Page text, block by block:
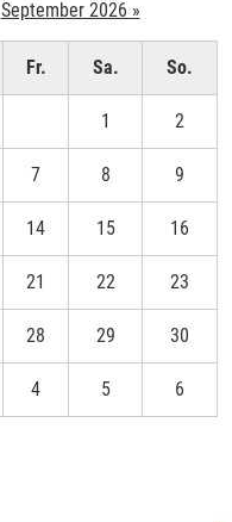
September 2026 »
Fr. Sa. So.
1 2
7 8 9
14 15 16
21 22 23
28 29 30
4 5 6